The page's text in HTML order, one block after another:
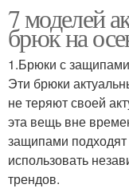
7 моделей
брюк на
1.Брюки с защипами
Эти брюки
не теряют своей
эта вещь вне
защипами
использовать
трендов.